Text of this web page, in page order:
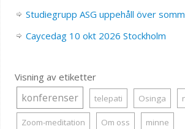
Studiegrupp ASG uppehåll över
Caycedag 10 okt 2026 Stockholm
Visning av etiketter
konferenser telepati Osinga
Zoom-meditation Om oss minne